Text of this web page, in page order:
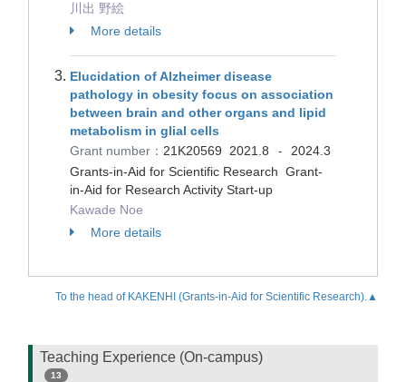
川出 野絵
More details
Elucidation of Alzheimer disease
pathology in obesity focus on association
between brain and other organs and lipid
metabolism in glial cells
Grant number： 21K20569 2021.8 -
2024.3
Grants-in-Aid for Scientific Research Grant-
in-Aid for Research Activity Start-up
Kawade Noe
More details
To the head of KAKENHI (Grants-in-Aid for Scientific Research).▲
Teaching Experience (On-campus)
13